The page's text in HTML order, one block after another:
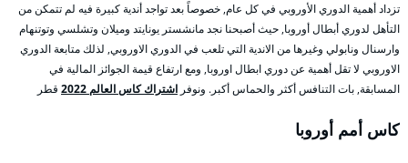
تزداد أهمية الدوري الأوروبي في كل عام, خصوصاً بعد تواجد أندية كبيرة فيه لم تتمكن من
التأهل لدوري أبطال أوروبا, حيث أصبحنا نجد مانشستر يونايتد وميلان وتشلسي وتوتنهام
وارسنال ونابولي وغيرها من الاندية التي تلعب في الدوري الاوروبي, لذلك متابعة الدوري
الاوروبي لا تقل أهمية عن دوري ابطال اوروبا, ومع ارتفاع قيمة الجوائز المالية في
المسابقة, بات التنافس أكثر والحماس أكبر. ونوفر اشتراك كاس العالم 2022 قطر
كاس أمم أوروبا